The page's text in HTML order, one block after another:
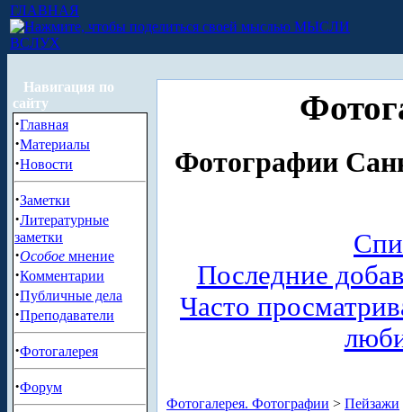
ГЛАВНАЯ
МЫСЛИ
ВСЛУХ
Навигация по
сайту
·Главная
·Материалы
·Новости
·Заметки
·Литературные
заметки
·Особое мнение
·Комментарии
·Публичные дела
·Преподаватели
·Фотогалерея
·Форум
Фотографии
Последние
Часто
Фотогалерея. Фотографии > Пейзажи